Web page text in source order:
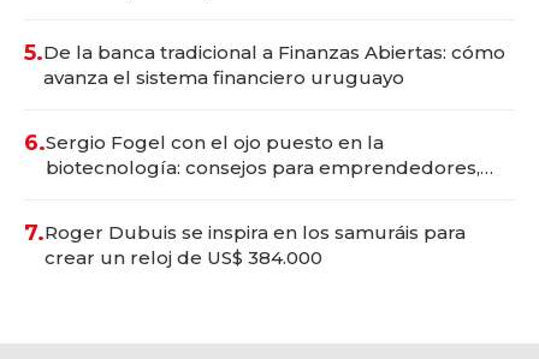
5.De la banca tradicional a Finanzas Abiertas: cómo
avanza el sistema financiero uruguayo
6.Sergio Fogel con el ojo puesto en la
biotecnología: consejos para emprendedores,
7.Roger Dubuis se inspira en los samuráis para
crear un reloj de US$ 384.000